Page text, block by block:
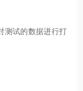
测试的数据进行打